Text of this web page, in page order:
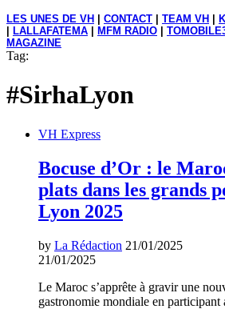
LES UNES DE VH CONTACT TEAM VH
LALLAFATEMA MFM RADIO
MAGAZINE
Tag:
#SirhaLyon
VH Express
Bocuse d’Or : le
plats dans les grands
Lyon 2025
by La Rédaction 21/01/2025
21/01/2025
Le Maroc s’apprête à gravir une
gastronomie mondiale en